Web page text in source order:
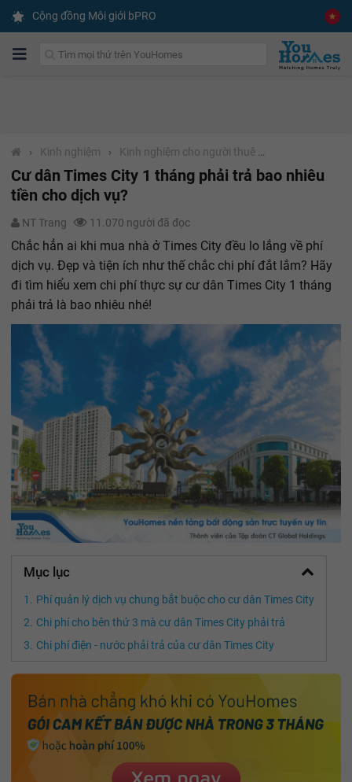
Cộng đồng Môi giới bPRO
› Kinh nghiệm ›
Cư dân Times City 1 tháng phải trả bao nhiêu
tiền cho dịch vụ?
NT Trang 11.070 người đã đọc
Chắc hẳn ai khi mua nhà ở Times City đều lo lắng về phí
dịch vụ. Đẹp và tiện ích như thế chắc chi phí đắt lắm? Hãy
đi tìm hiểu xem chi phí thực sự cư dân Times City 1 tháng
phải trả là bao nhiêu nhé!
Mục lục
Phí quản lý dịch vụ chung bắt buộc cho cư dân Times City
Chi phí cho bên thứ 3 mà cư dân Times City phải trả
Chi phí điện - nước phải trả của cư dân Times City
✕
Gói dịch vụ CAM KẾT
CHO THUÊ ĐƯỢC NHÀ TRONG 2 THÁNG